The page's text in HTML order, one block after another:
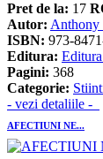
Pret de la: 17
Autor: Anthony
ISBN: 973-
Editura:
Pagini: 368
Categorie:
- vezi detaliile -
AFECTIUNI NE...